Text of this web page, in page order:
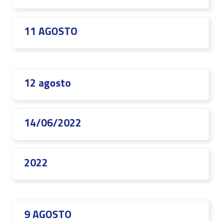
11 AGOSTO
12 agosto
14/06/2022
2022
9 AGOSTO